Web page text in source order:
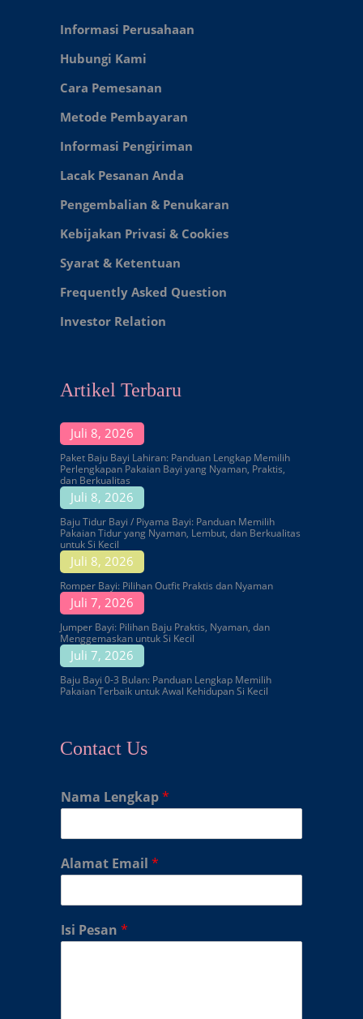
Informasi Perusahaan
Hubungi Kami
Cara Pemesanan
Metode Pembayaran
Informasi Pengiriman
Lacak Pesanan Anda
Pengembalian & Penukaran
Kebijakan Privasi & Cookies
Syarat & Ketentuan
Frequently Asked Question
Investor Relation
Artikel Terbaru
Juli 8, 2026
Paket Baju Bayi Lahiran: Panduan Lengkap Memilih
Perlengkapan Pakaian Bayi yang Nyaman, Praktis,
dan Berkualitas
Juli 8, 2026
Baju Tidur Bayi / Piyama Bayi: Panduan Memilih
Pakaian Tidur yang Nyaman, Lembut, dan Berkualitas
untuk Si Kecil
Juli 8, 2026
Romper Bayi: Pilihan Outfit Praktis dan Nyaman
Juli 7, 2026
Jumper Bayi: Pilihan Baju Praktis, Nyaman, dan
Menggemaskan untuk Si Kecil
Juli 7, 2026
Baju Bayi 0-3 Bulan: Panduan Lengkap Memilih
Pakaian Terbaik untuk Awal Kehidupan Si Kecil
Contact Us
Nama Lengkap*
Alamat Email *
Isi Pesan *